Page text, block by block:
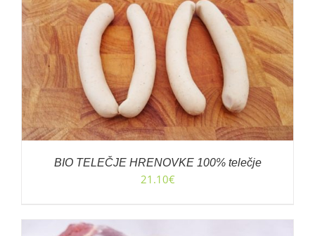
BIO TELEČJE HRENOVKE 100% telečje
21.10€